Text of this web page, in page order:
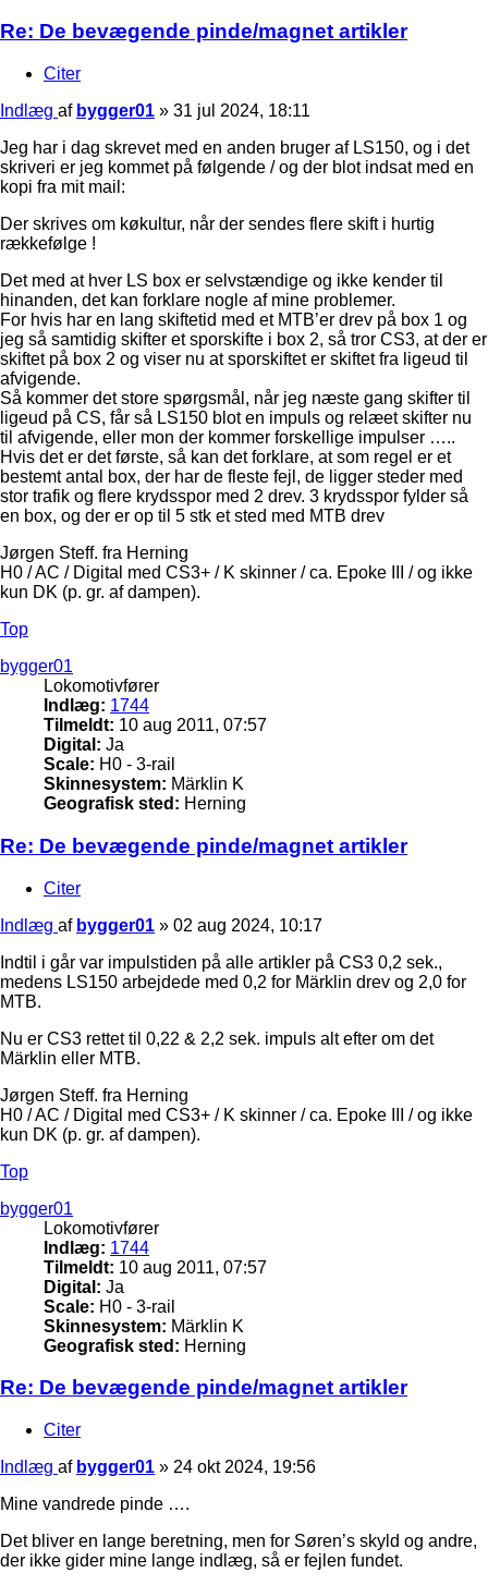
Re: De bevægende pinde/magnet artikler
Citer
Indlæg af bygger01 » 31 jul 2024, 18:11
Jeg har i dag skrevet med en anden bruger af LS150, og i det
skriveri er jeg kommet på følgende / og der blot indsat med en
kopi fra mit mail:
Der skrives om køkultur, når der sendes flere skift i hurtig
rækkefølge !
Det med at hver LS box er selvstændige og ikke kender til
hinanden, det kan forklare nogle af mine problemer.
For hvis har en lang skiftetid med et MTB’er drev på box 1 og
jeg så samtidig skifter et sporskifte i box 2, så tror CS3, at der er
skiftet på box 2 og viser nu at sporskiftet er skiftet fra ligeud til
afvigende.
Så kommer det store spørgsmål, når jeg næste gang skifter til
ligeud på CS, får så LS150 blot en impuls og relæet skifter nu
til afvigende, eller mon der kommer forskellige impulser …..
Hvis det er det første, så kan det forklare, at som regel er et
bestemt antal box, der har de fleste fejl, de ligger steder med
stor trafik og flere krydsspor med 2 drev. 3 krydsspor fylder så
en box, og der er op til 5 stk et sted med MTB drev
Jørgen Steff. fra Herning
H0 / AC / Digital med CS3+ / K skinner / ca. Epoke III / og ikke
kun DK (p. gr. af dampen).
Top
bygger01
Lokomotivfører
Indlæg: 1744
Tilmeldt: 10 aug 2011, 07:57
Digital: Ja
Scale: H0 - 3-rail
Skinnesystem: Märklin K
Geografisk sted: Herning
Re: De bevægende pinde/magnet artikler
Citer
Indlæg af bygger01 » 02 aug 2024, 10:17
Indtil i går var impulstiden på alle artikler på CS3 0,2 sek.,
medens LS150 arbejdede med 0,2 for Märklin drev og 2,0 for
MTB.
Nu er CS3 rettet til 0,22 & 2,2 sek. impuls alt efter om det
Märklin eller MTB.
Jørgen Steff. fra Herning
H0 / AC / Digital med CS3+ / K skinner / ca. Epoke III / og ikke
kun DK (p. gr. af dampen).
Top
bygger01
Lokomotivfører
Indlæg: 1744
Tilmeldt: 10 aug 2011, 07:57
Digital: Ja
Scale: H0 - 3-rail
Skinnesystem: Märklin K
Geografisk sted: Herning
Re: De bevægende pinde/magnet artikler
Citer
Indlæg af bygger01 » 24 okt 2024, 19:56
Mine vandrede pinde ….
Det bliver en lange beretning, men for Søren’s skyld og andre,
der ikke gider mine lange indlæg, så er fejlen fundet.